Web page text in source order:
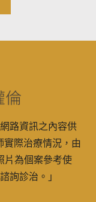
路資訊之內容供
實際治療情況，由
片為個案參考使
詢診治。」